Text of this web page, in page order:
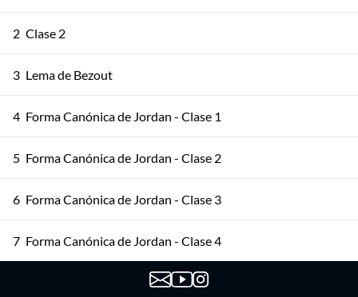
2 Clase 2
3 Lema de Bezout
4 Forma Canónica de Jordan - Clase 1
5 Forma Canónica de Jordan - Clase 2
6 Forma Canónica de Jordan - Clase 3
7 Forma Canónica de Jordan - Clase 4